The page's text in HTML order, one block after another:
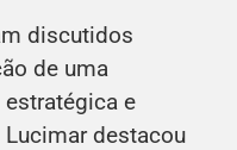
discutidos
de uma
e
destacou